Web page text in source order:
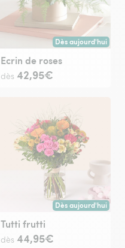
(pour toute commande passée
Dès aujourd'hui
Livraison dès
Ecrin de roses
dès 42,95€
(pour toute commande passée
Dès aujourd'hui
Livraison dès
Tutti frutti
dès 44,95€